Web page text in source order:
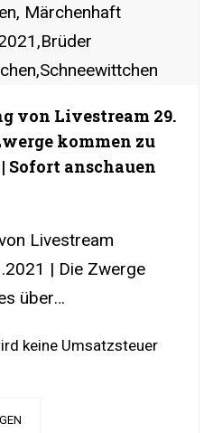
von Livestream 29.
kommen zu
Sofort anschauen
Livestream
| Die Zwerge
über
keine Umsatzsteuer